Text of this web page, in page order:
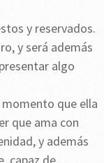
y reservados.
y será además
algo
que ella
que ama con
y además
capaz de